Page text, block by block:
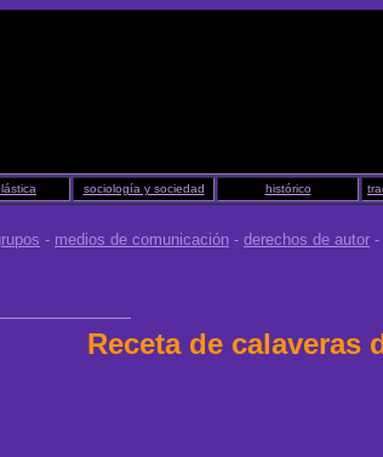
sociología y sociedad histórico
- medios de comunicación - derechos de autor -
Receta de calaveras